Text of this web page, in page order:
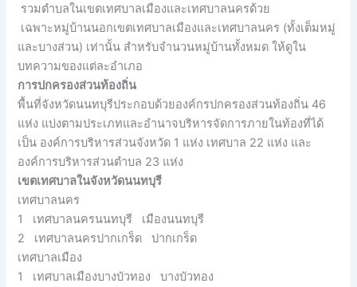
รวมตำบลในเขตเทศบาลเมืองและเทศบาลนครด้วย
เฉพาะหมู่บ้านนอกเขตเทศบาลเมืองและเทศบาลนคร (ทั้งเต็มหมู่
และบางส่วน) เท่านั้น สำหรับจำนวนหมู่บ้านทั้งหมด ให้ดูใน
บทความของแต่ละอำเภอ
การปกครองส่วนท้องถิ่น
พื้นที่จังหวัดนนทบุรีประกอบด้วยองค์กรปกครองส่วนท้องถิ่น 46
แห่ง แบ่งตามประเภทและอำนาจบริหารจัดการภายในท้องที่ได้
เป็น องค์การบริหารส่วนจังหวัด 1 แห่ง เทศบาล 22 แห่ง และ
องค์การบริหารส่วนตำบล 23 แห่ง
เขตเทศบาลในจังหวัดนนทบุรี
เทศบาลนคร
1 เทศบาลนครนนทบุรี เมืองนนทบุรี
2 เทศบาลนครปากเกร็ด ปากเกร็ด
เทศบาลเมือง
1 เทศบาลเมืองบางบัวทอง บางบัวทอง